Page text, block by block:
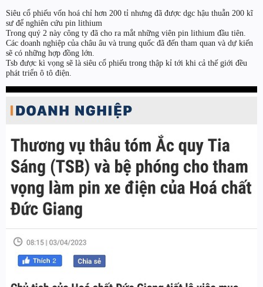
Siêu cổ phiếu vốn hoá chỉ hơn 200 tỉ nhưng đã được dgc hậu thuẫn 200 kĩ
sư để nghiên cứu pin lithium
Trong quý 2 này công ty đã cho ra mắt những viên pin lithium đầu tiên.
Các doanh nghiệp của châu âu và trung quốc đã đến tham quan và dự kiến
sẽ có những hợp đồng lớn.
Tsb được kì vọng sẽ là siêu cổ phiếu trong thập kỉ tới khi cả thế giới đều
phát triển ô tô điện.